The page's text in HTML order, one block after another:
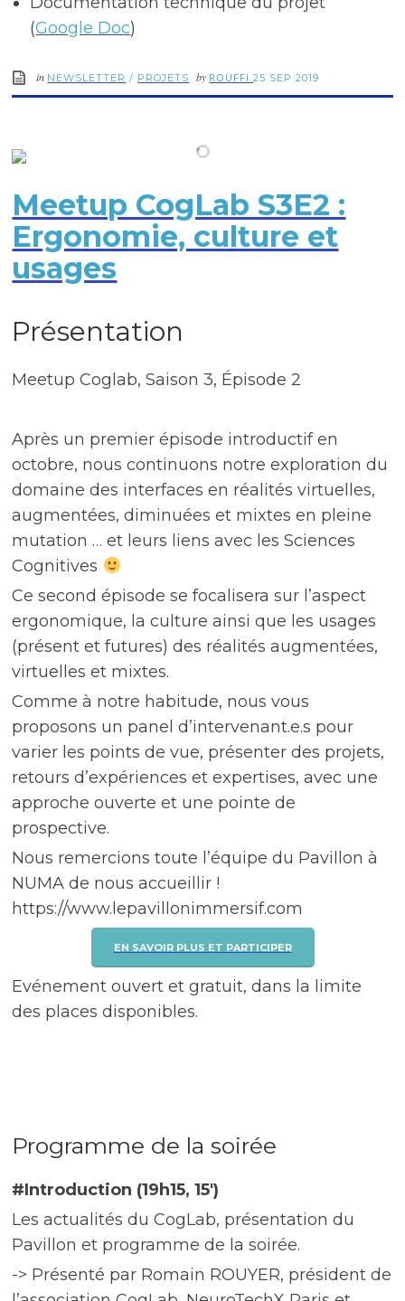
(Google Doc)
in NEWSLETTER / PROJETS by ROUFFI25 SEP 2019
Meetup CogLab S3E2 :
Ergonomie, culture et
usages
Présentation
Meetup Coglab, Saison 3, Épisode 2
Après un premier épisode introductif en
octobre, nous continuons notre exploration du
domaine des interfaces en réalités virtuelles,
augmentées, diminuées et mixtes en pleine
mutation … et leurs liens avec les Sciences
Cognitives
Ce second épisode se focalisera sur l’aspect
ergonomique, la culture ainsi que les usages
(présent et futures) des réalités augmentées,
virtuelles et mixtes.
Comme à notre habitude, nous vous
proposons un panel d’intervenant.e.s pour
varier les points de vue, présenter des projets,
retours d’expériences et expertises, avec une
approche ouverte et une pointe de
prospective.
Nous remercions toute l’équipe du Pavillon à
NUMA de nous accueillir !
https://www.lepavillonimmersif.com
EN SAVOIR PLUS ET PARTICIPER
Evénement ouvert et gratuit, dans la limite
des places disponibles.
Programme de la soirée
#Introduction (19h15, 15′)
Les actualités du CogLab, présentation du
Pavillon et programme de la soirée.
-> Présenté par Romain ROUYER, président de